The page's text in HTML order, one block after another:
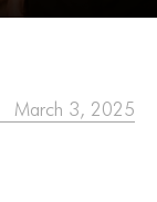
March 3, 2025